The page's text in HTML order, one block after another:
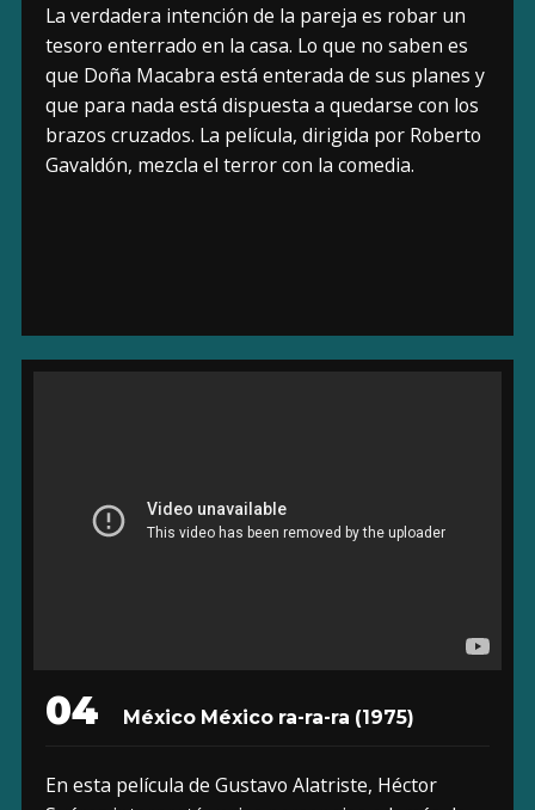
La verdadera intención de la pareja es robar un
tesoro enterrado en la casa. Lo que no saben es
que Doña Macabra está enterada de sus planes y
que para nada está dispuesta a quedarse con los
brazos cruzados. La película, dirigida por Roberto
Gavaldón, mezcla el terror con la comedia.
04 México México ra-ra-ra (1975)
En esta película de Gustavo Alatriste, Héctor